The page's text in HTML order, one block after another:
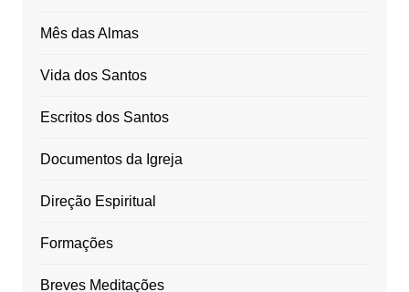
Mês das Almas
Vida dos Santos
Escritos dos Santos
Documentos da Igreja
Direção Espiritual
Formações
Breves Meditações